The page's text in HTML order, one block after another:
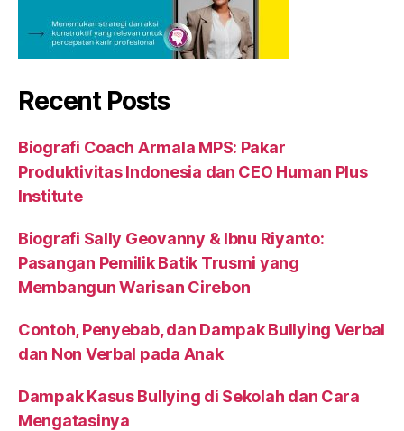
Recent Posts
Biografi Coach Armala MPS: Pakar
Produktivitas Indonesia dan CEO Human Plus
Institute
Biografi Sally Geovanny & Ibnu Riyanto:
Pasangan Pemilik Batik Trusmi yang
Membangun Warisan Cirebon
Contoh, Penyebab, dan Dampak Bullying Verbal
dan Non Verbal pada Anak
Dampak Kasus Bullying di Sekolah dan Cara
Mengatasinya